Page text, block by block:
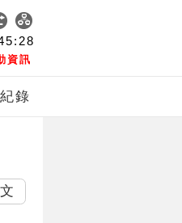
資訊
錄